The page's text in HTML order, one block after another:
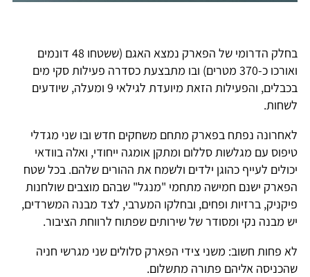
בחלק הדרומי של הפארק נמצא האגם (ששטחו 48 דונמים
ואורכו כ-370 מטרים) ובו מתבצעת כסדרה פעילות סקי מים
בכבלים, והפעילות הזאת מיועדת לגילאי 9 ומעלה, שיודעים
לשחות.
לאחרונה נפתח בפארק מתחם משחקים חדש ובו שני מגדלי
טיפוס עם מגלשות סללום ומתקן אומגה ייחודי, ואלה בוודאי
יכולים לעייף כהוגן ילדים ולשמח את ההורים שלהם. בכל שטח
הפארק ישנם חמישה מתחמי "מנגל" שבהם מוצבים שולחנות
פיקניק, ברזיות ופחים, ובחלקו המערבי, לצד מבנה המשרדים,
יש מבנה נקי ומסודר של שירותים שפתוח לרווחת הציבור.
לא פחות חשוב: משני צידי הפארק סלולים שני מגרשי חניה
שהכניסה אליהם פתורה מתשלום.